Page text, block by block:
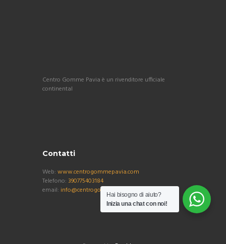
Centro Gomme Pavia è un rivenditore ufficiale
continental
Contatti
Web: www.centrogommepavia.com
Telefono: 390775403184
email: info@centrogommepavia.com
Hai bisogno di aiuto?
Inizia una chat con noi!